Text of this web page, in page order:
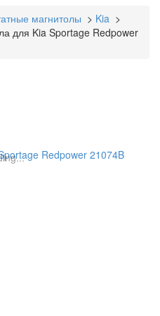
магнитолы > Kia >
для Kia Sportage Redpower